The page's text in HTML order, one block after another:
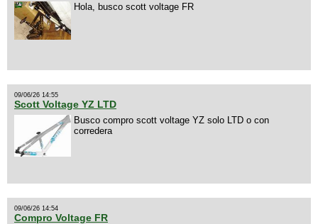
Hola, busco scott voltage FR
09/06/26 14:55
Scott Voltage YZ LTD
Busco compro scott voltage YZ solo LTD o con
corredera
09/06/26 14:54
Compro Voltage FR